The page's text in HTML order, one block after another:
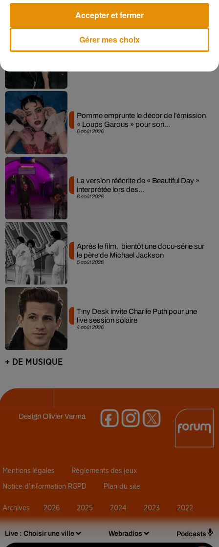
Live : Choisir une ville Webradios Podcasts
Angèle et Amélie Lens dévoilent leur
6 août 2026
Pomme emprunte le décor de l’émission
« Loups Garous » pour son...
6 août 2026
La version réécrite de « Beautiful Day »
interprétée lors des...
5 août 2026
Après le film, bientôt une docu-série sur
le père de Michael Jackson
4 août 2026
Tiny Desk invite Charlie Puth pour une
live session solaire
+ DE MUSIQUE
DesignOlivier Varma
Mentions légales Règlements des jeux
Notice d’information RGPD Plan du site
Archives 2026 2025 2024 2023 2022
Gérer mes choix
Accepter et fermer